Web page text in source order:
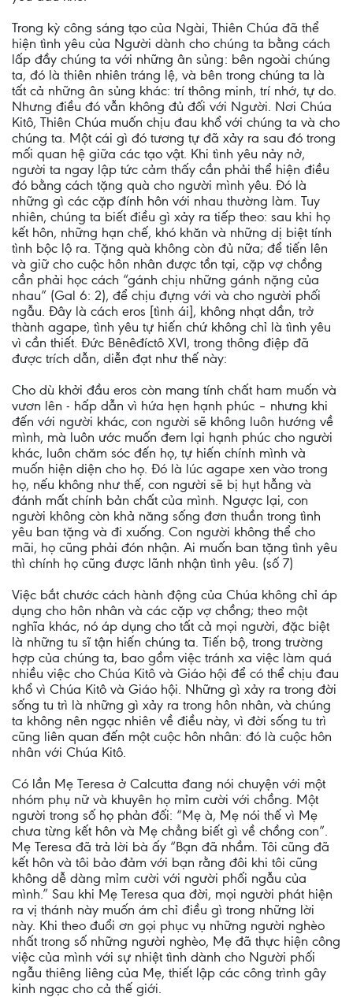
Trong kỳ công sáng tạo của Ngài, Thiên Chúa đã thể
hiện tình yêu của Người dành cho chúng ta bằng cách
lấp đầy chúng ta với những ân sủng: bên ngoài chúng
ta, đó là thiên nhiên tráng lệ, và bên trong chúng ta là
tất cả những ân sủng khác: trí thông minh, trí nhớ, tự do.
Nhưng điều đó vẫn không đủ đối với Người. Nơi Chúa
Kitô, Thiên Chúa muốn chịu đau khổ với chúng ta và cho
chúng ta. Một cái gì đó tương tự đã xảy ra sau đó trong
mối quan hệ giữa các tạo vật. Khi tình yêu nảy nở,
người ta ngay lập tức cảm thấy cần phải thể hiện điều
đó bằng cách tặng quà cho người mình yêu. Đó là
những gì các cặp đính hôn với nhau thường làm. Tuy
nhiên, chúng ta biết điều gì xảy ra tiếp theo: sau khi họ
kết hôn, những hạn chế, khó khăn và những dị biệt tính
tình bộc lộ ra. Tặng quà không còn đủ nữa; để tiến lên
và giữ cho cuộc hôn nhân được tồn tại, cặp vợ chồng
cần phải học cách “gánh chịu những gánh nặng của
nhau” (Gal 6: 2), để chịu đựng với và cho người phối
ngẫu. Đây là cách eros [tình ái], không nhạt dần, trở
thành agape, tình yêu tự hiến chứ không chỉ là tình yêu
vì cần thiết. Đức Bênêđíctô XVI, trong thông điệp đã
được trích dẫn, diễn đạt như thế này:
Cho dù khởi đầu eros còn mang tính chất ham muốn và
vươn lên - hấp dẫn vì hứa hẹn hạnh phúc – nhưng khi
đến với người khác, con người sẽ không luôn hướng về
mình, mà luôn ước muốn đem lại hạnh phúc cho người
khác, luôn chăm sóc đến họ, tự hiến chính mình và
muốn hiện diện cho họ. Đó là lúc agape xen vào trong
họ, nếu không như thế, con người sẽ bị hụt hẫng và
đánh mất chính bản chất của mình. Ngược lại, con
người không còn khả năng sống đơn thuần trong tình
yêu ban tặng và đi xuống. Con người không thể cho
mãi, họ cũng phải đón nhận. Ai muốn ban tặng tình yêu
thì chính họ cũng được lãnh nhận tình yêu. (số 7)
Việc bắt chước cách hành động của Chúa không chỉ áp
dụng cho hôn nhân và các cặp vợ chồng; theo một
nghĩa khác, nó áp dụng cho tất cả mọi người, đặc biệt
là những tu sĩ tận hiến chúng ta. Tiến bộ, trong trường
hợp của chúng ta, bao gồm việc tránh xa việc làm quá
nhiều việc cho Chúa Kitô và Giáo hội để có thể chịu đau
khổ vì Chúa Kitô và Giáo hội. Những gì xảy ra trong đời
sống tu trì là những gì xảy ra trong hôn nhân, và chúng
ta không nên ngạc nhiên về điều này, vì đời sống tu trì
cũng liên quan đến một cuộc hôn nhân: đó là cuộc hôn
nhân với Chúa Kitô.
Có lần Mẹ Teresa ở Calcutta đang nói chuyện với một
nhóm phụ nữ và khuyên họ mỉm cười với chồng. Một
người trong số họ phản đối: “Mẹ à, Mẹ nói thế vì Mẹ
chưa từng kết hôn và Mẹ chẳng biết gì về chồng con”.
Mẹ Teresa đã trả lời bà ấy “Bạn đã nhầm. Tôi cũng đã
kết hôn và tôi bảo đảm với bạn rằng đôi khi tôi cũng
không dễ dàng mỉm cười với người phối ngẫu của
mình.” Sau khi Mẹ Teresa qua đời, mọi người phát hiện
ra vị thánh này muốn ám chỉ điều gì trong những lời
này. Khi theo đuổi ơn gọi phục vụ những người nghèo
nhất trong số những người nghèo, Mẹ đã thực hiện công
việc của mình với sự nhiệt tình dành cho Người phối
ngẫu thiêng liêng của Mẹ, thiết lập các công trình gây
kinh ngạc cho cả thế giới.